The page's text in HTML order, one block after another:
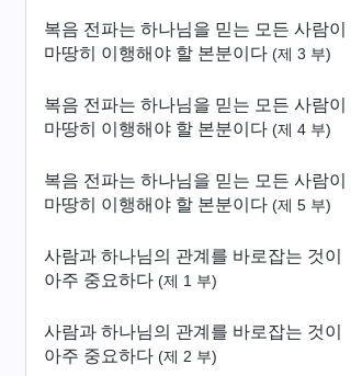
복음 전파는 하나님을 믿는 모든 사람이
마땅히 이행해야 할 본분이다 (제 3 부)
복음 전파는 하나님을 믿는 모든 사람이
마땅히 이행해야 할 본분이다 (제 4 부)
복음 전파는 하나님을 믿는 모든 사람이
마땅히 이행해야 할 본분이다 (제 5 부)
사람과 하나님의 관계를 바로잡는 것이
아주 중요하다 (제 1 부)
사람과 하나님의 관계를 바로잡는 것이
아주 중요하다 (제 2 부)